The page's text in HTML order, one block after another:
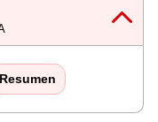
Resumen